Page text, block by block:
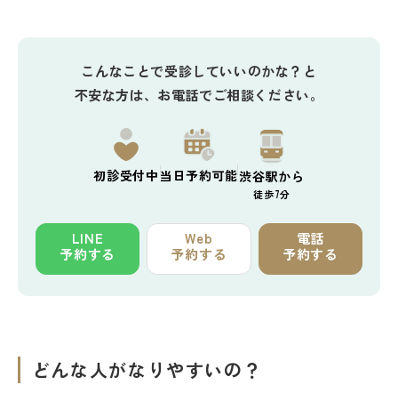
初診受付中当日予約可能渋谷駅から
徒歩7分
LINE
予約する
Web
予約する
電話
予約する
こんなことで受診していいのかな？と
不安な方は、お電話でご相談ください。
どんな人がなりやすいの？